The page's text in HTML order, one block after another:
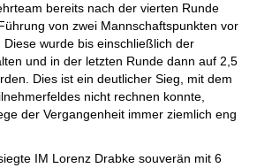
bereits nach der vierten Runde
von zwei Mannschaftspunkten vor
wurde bis einschließlich der
und in der letzten Runde dann auf 2,5
Dies ist ein deutlicher Sieg, mit dem
nicht rechnen konnte,
der Vergangenheit immer ziemlich eng
IM Lorenz Drabke souverän mit 6